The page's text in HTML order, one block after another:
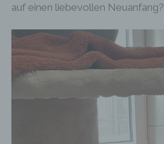
auf einen liebevollen Neuanfang?